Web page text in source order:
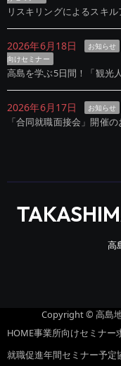
リスキリングによるスキ
2026年6月18日 お知らせ
向けセミナー
高島を学ぶ5日間！「観光
2026年6月17日 お知らせ
「合同就職面接会」開催
高
Copyright © 高島
HOME事業所向けセミナー
就職促進年間セミナー予定